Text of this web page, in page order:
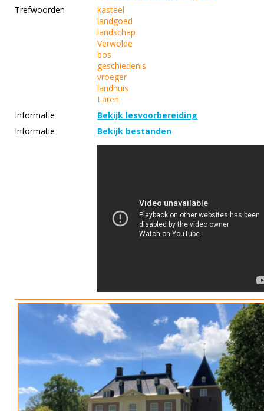
Trefwoorden
kasteel
landgoed
landschap
Verwolde
bos
geschiedenis
vroeger
landhuis
Laren
Informatie
Bekijk lesvoorbereiding
Informatie
Bekijk bestanden